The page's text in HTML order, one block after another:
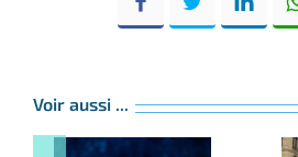
Voir aussi ...